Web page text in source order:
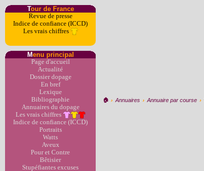
Tour de France
Revue de presse
Indice de confiance (ICCD)
Les vrais chiffres
Menu principal
Page d'accueil
Actualité
Dossier dopage
En bref
Lexique
Bibliographie
Annuaires du dopage
Les vrais chiffres
Indice de confiance (ICCD)
Portraits
Watts
Aveux
Pour et Contre
Bêtisier
Stupéfiantes excuses
🏠︎ › Annuaires › Annuaire par course ›